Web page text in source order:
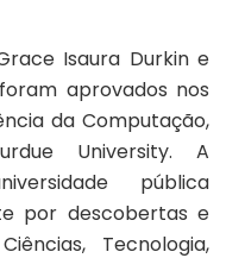
Isaura Durkin e
aprovados nos
da Computação,
University. A
pública
por descobertas e
Tecnologia,